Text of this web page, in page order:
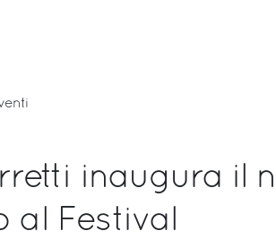
inaugura il
al Festival